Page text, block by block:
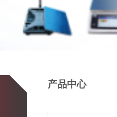
产品中心